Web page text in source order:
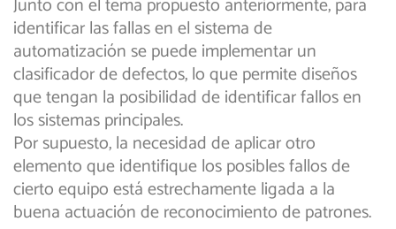
identificar las fallas en el sistema de
automatización se puede implementar un
clasificador de defectos, lo que permite diseños
que tengan la posibilidad de identificar fallos en
los sistemas principales.
Por supuesto, la necesidad de aplicar otro
elemento que identifique los posibles fallos de
cierto equipo está estrechamente ligada a la
buena actuación de reconocimiento de patrones.